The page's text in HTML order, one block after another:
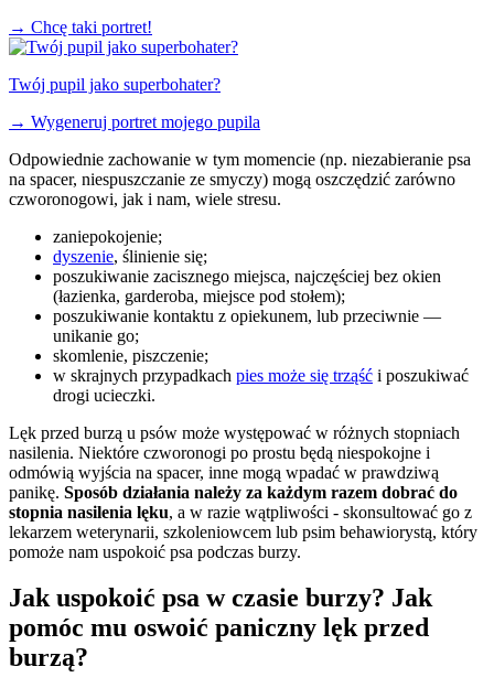
→ Chcę taki portret!
Twój pupil jako superbohater?
→ Wygeneruj portret mojego pupila
Odpowiednie zachowanie w tym momencie (np. niezabieranie psa
na spacer, niespuszczanie ze smyczy) mogą oszczędzić zarówno
czworonogowi, jak i nam, wiele stresu.
zaniepokojenie;
dyszenie, ślinienie się;
poszukiwanie zacisznego miejsca, najczęściej bez okien
(łazienka, garderoba, miejsce pod stołem);
poszukiwanie kontaktu z opiekunem, lub przeciwnie —
unikanie go;
skomlenie, piszczenie;
w skrajnych przypadkach pies może się trząść i poszukiwać
drogi ucieczki.
Lęk przed burzą u psów może występować w różnych stopniach
nasilenia. Niektóre czworonogi po prostu będą niespokojne i
odmówią wyjścia na spacer, inne mogą wpadać w prawdziwą
panikę. Sposób działania należy za każdym razem dobrać do
stopnia nasilenia lęku, a w razie wątpliwości - skonsultować go z
lekarzem weterynarii, szkoleniowcem lub psim behawiorystą, który
pomoże nam uspokoić psa podczas burzy.
Jak uspokoić psa w czasie burzy? Jak
pomóc mu oswoić paniczny lęk przed
burzą?